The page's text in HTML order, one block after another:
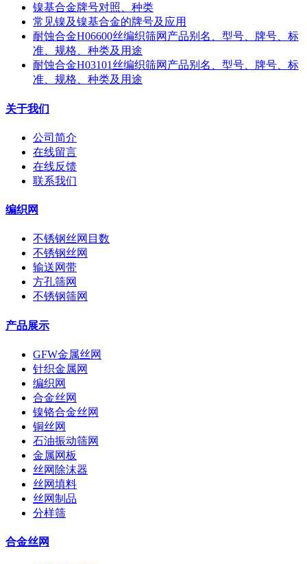
镍基合金牌号对照、种类
常见镍及镍基合金的牌号及应用
耐蚀合金H06600丝编织筛网产品别名、型号、牌号、标
准、规格、种类及用途
耐蚀合金H03101丝编织筛网产品别名、型号、牌号、标
准、规格、种类及用途
关于我们
公司简介
在线留言
在线反馈
联系我们
编织网
不锈钢丝网目数
不锈钢丝网
输送网带
方孔筛网
不锈钢筛网
产品展示
GFW金属丝网
针织金属网
编织网
合金丝网
镍铬合金丝网
铜丝网
石油振动筛网
金属网板
丝网除沫器
丝网填料
丝网制品
分样筛
合金丝网